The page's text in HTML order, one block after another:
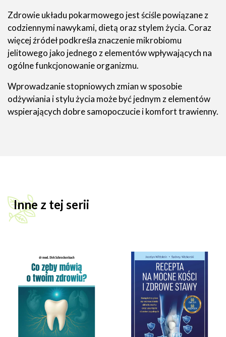
Zdrowie układu pokarmowego jest ściśle powiązane z
codziennymi nawykami, dietą oraz stylem życia. Coraz
więcej źródeł podkreśla znaczenie mikrobiomu
jelitowego jako jednego z elementów wpływających na
ogólne funkcjonowanie organizmu.
Wprowadzanie stopniowych zmian w sposobie
odżywiania i stylu życia może być jednym z elementów
wspierających dobre samopoczucie i komfort trawienny.
Inne z tej serii